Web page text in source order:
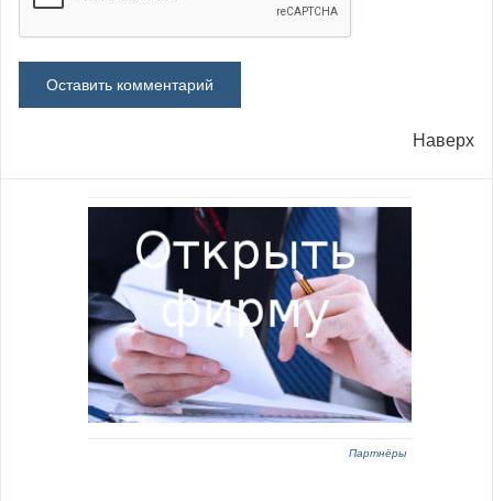
Наверх
Партнёры